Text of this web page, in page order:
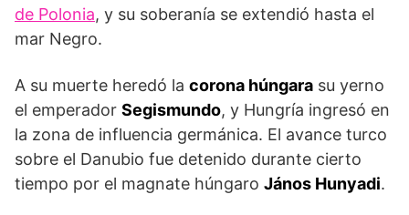
de Polonia, y su soberanía se extendió hasta el
mar Negro.
A su muerte heredó la corona húngara su yerno
el emperador Segismundo, y Hungría ingresó en
la zona de influencia germánica. El avance turco
sobre el Danubio fue detenido durante cierto
tiempo por el magnate húngaro János Hunyadi.